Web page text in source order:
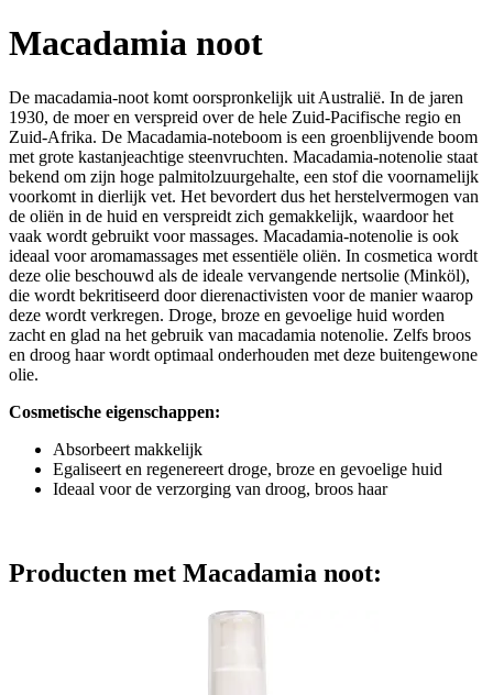
Macadamia noot
De macadamia-noot komt oorspronkelijk uit Australië. In de jaren
1930, de moer en verspreid over de hele Zuid-Pacifische regio en
Zuid-Afrika. De Macadamia-noteboom is een groenblijvende boom
met grote kastanjeachtige steenvruchten. Macadamia-notenolie staat
bekend om zijn hoge palmitolzuurgehalte, een stof die voornamelijk
voorkomt in dierlijk vet. Het bevordert dus het herstelvermogen van
de oliën in de huid en verspreidt zich gemakkelijk, waardoor het
vaak wordt gebruikt voor massages. Macadamia-notenolie is ook
ideaal voor aromamassages met essentiële oliën. In cosmetica wordt
deze olie beschouwd als de ideale vervangende nertsolie (Minköl),
die wordt bekritiseerd door dierenactivisten voor de manier waarop
deze wordt verkregen. Droge, broze en gevoelige huid worden
zacht en glad na het gebruik van macadamia notenolie. Zelfs broos
en droog haar wordt optimaal onderhouden met deze buitengewone
olie.
Cosmetische eigenschappen:
Absorbeert makkelijk
Egaliseert en regenereert droge, broze en gevoelige huid
Ideaal voor de verzorging van droog, broos haar
Producten met Macadamia noot: